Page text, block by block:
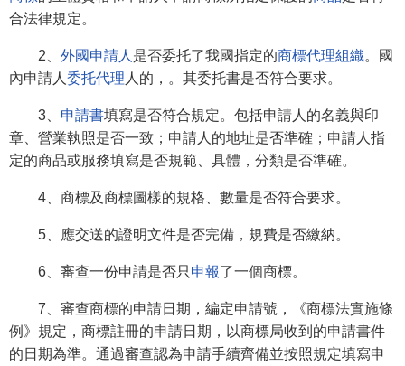
合法律規定。
2、 外國申請人 是否委托了我國指定的商標代理組織。國
內申請人 委托代理 人的，。其委托書是否符合要求。
3、 申請書填寫是否符合規定。包括申請人的名義與印
章、營業執照是否一致；申請人的地址是否準確；申請人指
定的商品或服務填寫是否規範、具體，分類是否準確。
4、商標及商標圖樣的規格、數量是否符合要求。
5、應交送的證明文件是否完備，規費是否繳納。
6、審查一份申請是否只 申報了一個商標。
7、審查商標的申請日期，編定申請號，《商標法實施條
例》規定，商標註冊的申請日期，以商標局收到的申請書件
的日期為準。通過審查認為申請手續齊備並按照規定填寫申